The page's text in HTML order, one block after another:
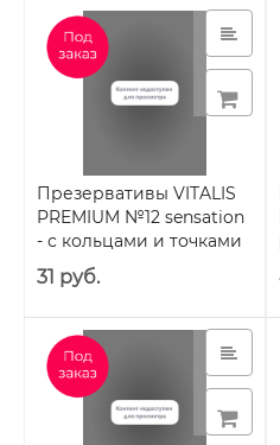
Презервативы VITALIS
PREMIUM №12 sensation
- с кольцами и точками
31 руб.